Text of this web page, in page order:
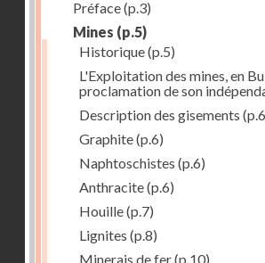
Préface(p.3)
Mines (p.5)
Historique(p.5)
L'Exploitation des mines, en
proclamation de son
Description des gisements
Graphite(p.6)
Naphtoschistes (p.6)
Anthracite(p.6)
Houille(p.7)
Lignites (p.8)
Minerais de fer(p.10)